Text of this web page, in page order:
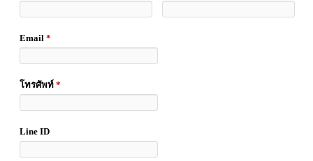
Email *
โทรศัพท์ *
Line ID